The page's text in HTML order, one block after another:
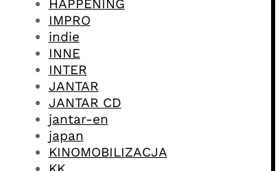
HAPPENING
IMPRO
indie
INNE
INTER
JANTAR
JANTAR CD
jantar-en
japan
KINOMOBILIZACJA